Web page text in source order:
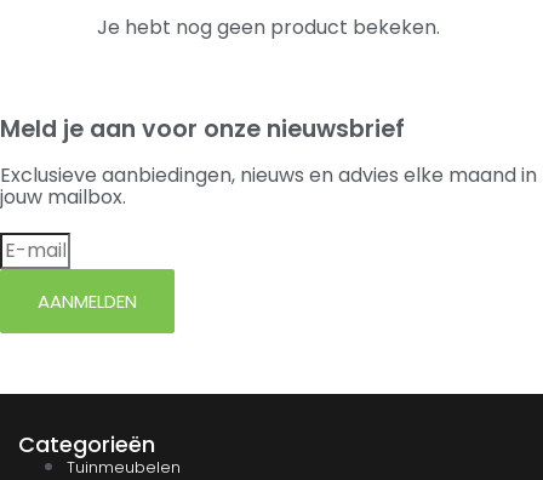
Je hebt nog geen product bekeken.
Meld je aan voor onze nieuwsbrief
Exclusieve aanbiedingen, nieuws en advies elke maand in
jouw mailbox.
AANMELDEN
Categorieën
Tuinmeubelen